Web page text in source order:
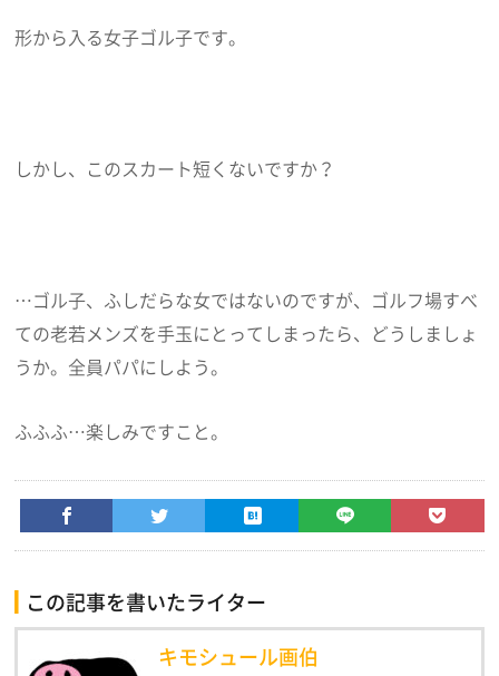
形から入る女子ゴル子です。
しかし、このスカート短くないですか？
…ゴル子、ふしだらな女ではないのですが、ゴルフ場すべ
ての老若メンズを手玉にとってしまったら、どうしましょ
うか。全員パパにしよう。
ふふふ…楽しみですこと。
この記事を書いたライター
キモシュール画伯